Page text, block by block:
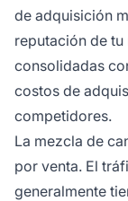
de adquisición
reputación de
consolidadas
costos de
competidores.
La mezcla de
por venta. El
generalmente